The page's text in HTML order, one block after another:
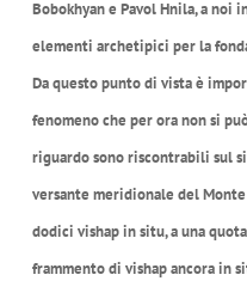
Bobokhyan e Pavol Hnila, a noi
elementi archetipici per la
Da questo punto di vista è
fenomeno che per ora non si
riguardo sono riscontrabili sul
versante meridionale del
dodici vishap in situ, a una
frammento di vishap ancora in